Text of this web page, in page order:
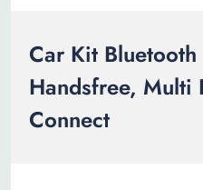
Car Kit
Handsfree, Multi
Connect